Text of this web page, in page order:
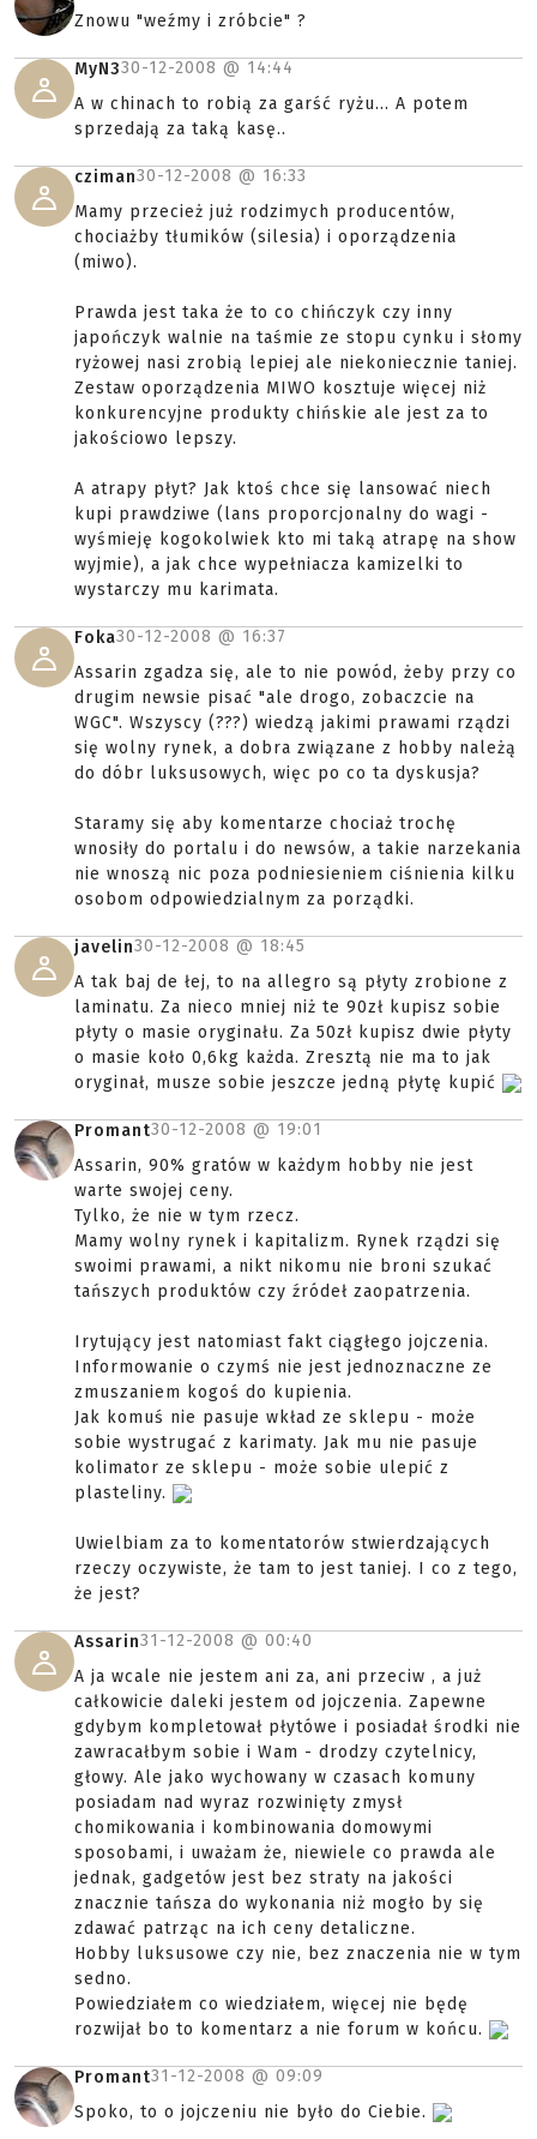
Znowu "weźmy i zróbcie" ?
MyN330-12-2008 @ 14:44
A w chinach to robią za garść ryżu... A potem
sprzedają za taką kasę..
cziman30-12-2008 @ 16:33
Mamy przecież już rodzimych producentów,
chociażby tłumików (silesia) i oporządzenia
(miwo).
Prawda jest taka że to co chińczyk czy inny
japończyk walnie na taśmie ze stopu cynku i słomy
ryżowej nasi zrobią lepiej ale niekoniecznie taniej.
Zestaw oporządzenia MIWO kosztuje więcej niż
konkurencyjne produkty chińskie ale jest za to
jakościowo lepszy.
A atrapy płyt? Jak ktoś chce się lansować niech
kupi prawdziwe (lans proporcjonalny do wagi -
wyśmieję kogokolwiek kto mi taką atrapę na show
wyjmie), a jak chce wypełniacza kamizelki to
wystarczy mu karimata.
Foka30-12-2008 @ 16:37
Assarin zgadza się, ale to nie powód, żeby przy co
drugim newsie pisać "ale drogo, zobaczcie na
WGC". Wszyscy (???) wiedzą jakimi prawami rządzi
się wolny rynek, a dobra związane z hobby należą
do dóbr luksusowych, więc po co ta dyskusja?
Staramy się aby komentarze chociaż trochę
wnosiły do portalu i do newsów, a takie narzekania
nie wnoszą nic poza podniesieniem ciśnienia kilku
osobom odpowiedzialnym za porządki.
javelin30-12-2008 @ 18:45
A tak baj de łej, to na allegro są płyty zrobione z
laminatu. Za nieco mniej niż te 90zł kupisz sobie
płyty o masie oryginału. Za 50zł kupisz dwie płyty
o masie koło 0,6kg każda. Zresztą nie ma to jak
oryginał, musze sobie jeszcze jedną płytę kupić
Promant30-12-2008 @ 19:01
Assarin, 90% gratów w każdym hobby nie jest
warte swojej ceny.
Tylko, że nie w tym rzecz.
Mamy wolny rynek i kapitalizm. Rynek rządzi się
swoimi prawami, a nikt nikomu nie broni szukać
tańszych produktów czy źródeł zaopatrzenia.
Irytujący jest natomiast fakt ciągłego jojczenia.
Informowanie o czymś nie jest jednoznaczne ze
zmuszaniem kogoś do kupienia.
Jak komuś nie pasuje wkład ze sklepu - może
sobie wystrugać z karimaty. Jak mu nie pasuje
kolimator ze sklepu - może sobie ulepić z
plasteliny.
Uwielbiam za to komentatorów stwierdzających
rzeczy oczywiste, że tam to jest taniej. I co z tego,
że jest?
Assarin31-12-2008 @ 00:40
A ja wcale nie jestem ani za, ani przeciw , a już
całkowicie daleki jestem od jojczenia. Zapewne
gdybym kompletował płytówe i posiadał środki nie
zawracałbym sobie i Wam - drodzy czytelnicy,
głowy. Ale jako wychowany w czasach komuny
posiadam nad wyraz rozwinięty zmysł
chomikowania i kombinowania domowymi
sposobami, i uważam że, niewiele co prawda ale
jednak, gadgetów jest bez straty na jakości
znacznie tańsza do wykonania niż mogło by się
zdawać patrząc na ich ceny detaliczne.
Hobby luksusowe czy nie, bez znaczenia nie w tym
sedno.
Powiedziałem co wiedziałem, więcej nie będę
rozwijał bo to komentarz a nie forum w końcu.
Promant31-12-2008 @ 09:09
Spoko, to o jojczeniu nie było do Ciebie.